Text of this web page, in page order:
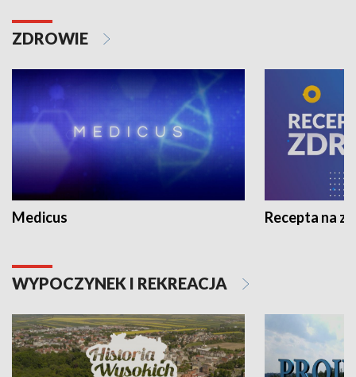
ZDROWIE
Medicus Recepta na
WYPOCZYNEK I REKREACJA